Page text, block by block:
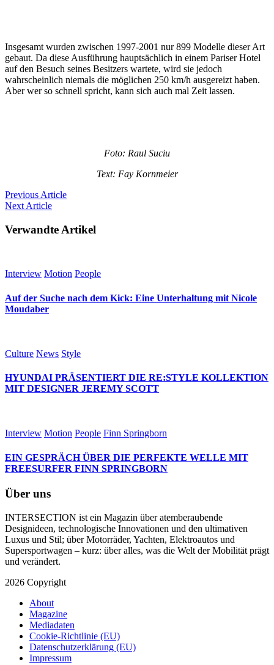
Insgesamt wurden zwischen 1997-2001 nur 899 Modelle dieser Art
gebaut. Da diese Ausführung hauptsächlich in einem Pariser Hotel
auf den Besuch seines Besitzers wartete, wird sie jedoch
wahrscheinlich niemals die möglichen 250 km/h ausgereizt haben.
Aber wer so schnell spricht, kann sich auch mal Zeit lassen.
Foto: Raul Suciu
Text: Fay Kornmeier
Previous Article
Next Article
Verwandte Artikel
Interview Motion People
Auf der Suche nach dem Kick: Eine Unterhaltung mit Nicole
Moudaber
Culture News Style
HYUNDAI PRÄSENTIERT DIE RE:STYLE KOLLEKTION
MIT DESIGNER JEREMY SCOTT
Interview Motion People Finn Springborn
EIN GESPRÄCH ÜBER DIE PERFEKTE WELLE MIT
FREESURFER FINN SPRINGBORN
Über uns
INTERSECTION ist ein Magazin über atemberaubende
Designideen, technologische Innovationen und den ultimativen
Luxus und Stil; über Motorräder, Yachten, Elektroautos und
Supersportwagen – kurz: über alles, was die Welt der Mobilität prägt
und verändert.
2026 Copyright
About
Magazine
Mediadaten
Cookie-Richtlinie (EU)
Datenschutzerklärung (EU)
Impressum